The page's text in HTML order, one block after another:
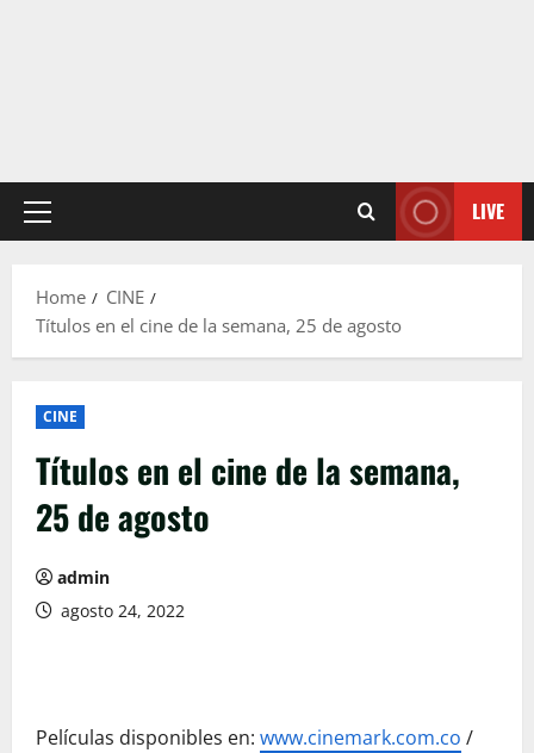
Primary
LIVE
Home
CINE
Títulos en el cine de la semana, 25 de agosto
CINE
Títulos en el cine de la semana,
25 de agosto
admin
agosto 24, 2022
Películas disponibles en: www.cinemark.com.co /